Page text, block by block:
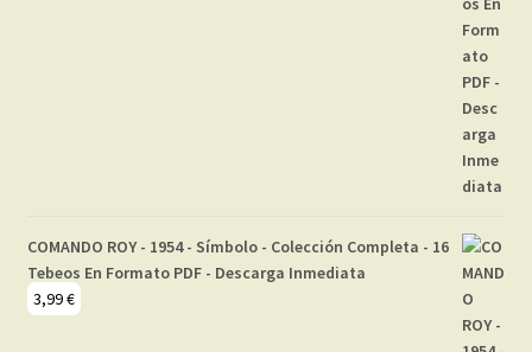
COMANDO ROY - 1954 - Símbolo - Colección Completa - 16
Tebeos En Formato PDF - Descarga Inmediata
3,99€